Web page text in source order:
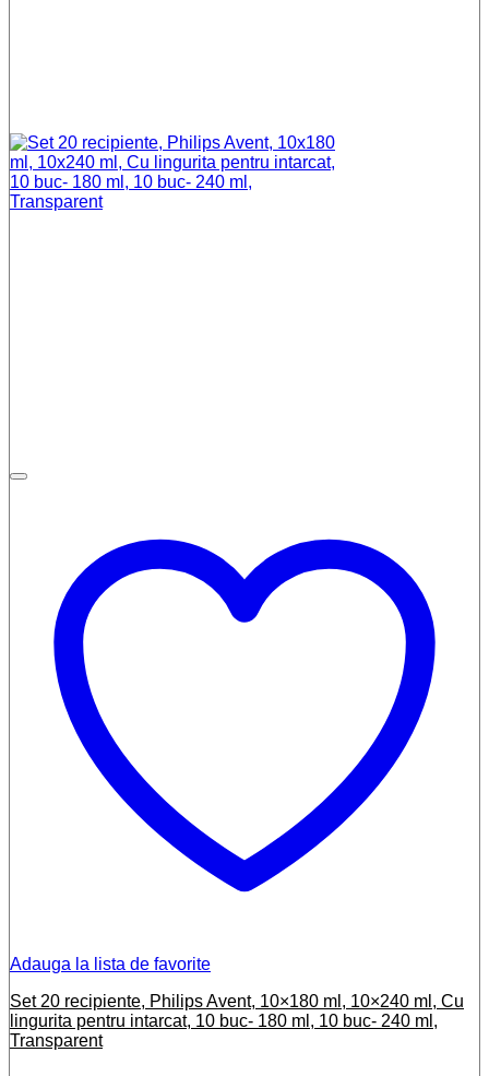
Adauga la lista de favorite
Set 20 recipiente, Philips Avent, 10×180 ml, 10×240 ml, Cu
lingurita pentru intarcat, 10 buc- 180 ml, 10 buc- 240 ml,
Transparent